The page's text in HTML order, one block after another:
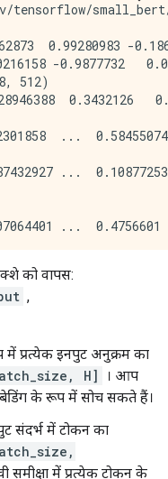
small_bert/
0.99280983 -
-0.9877732
512)
0.3432126
...
...
...  0.4756601
...
...  0.1729009
को वापस:
,
प्रत्येक इनपुट अनुक्रम का
H]
। आप
के रूप में सोच सकते हैं।
संदर्भ में टोकन का
समीक्षा में प्रत्येक टोकन के